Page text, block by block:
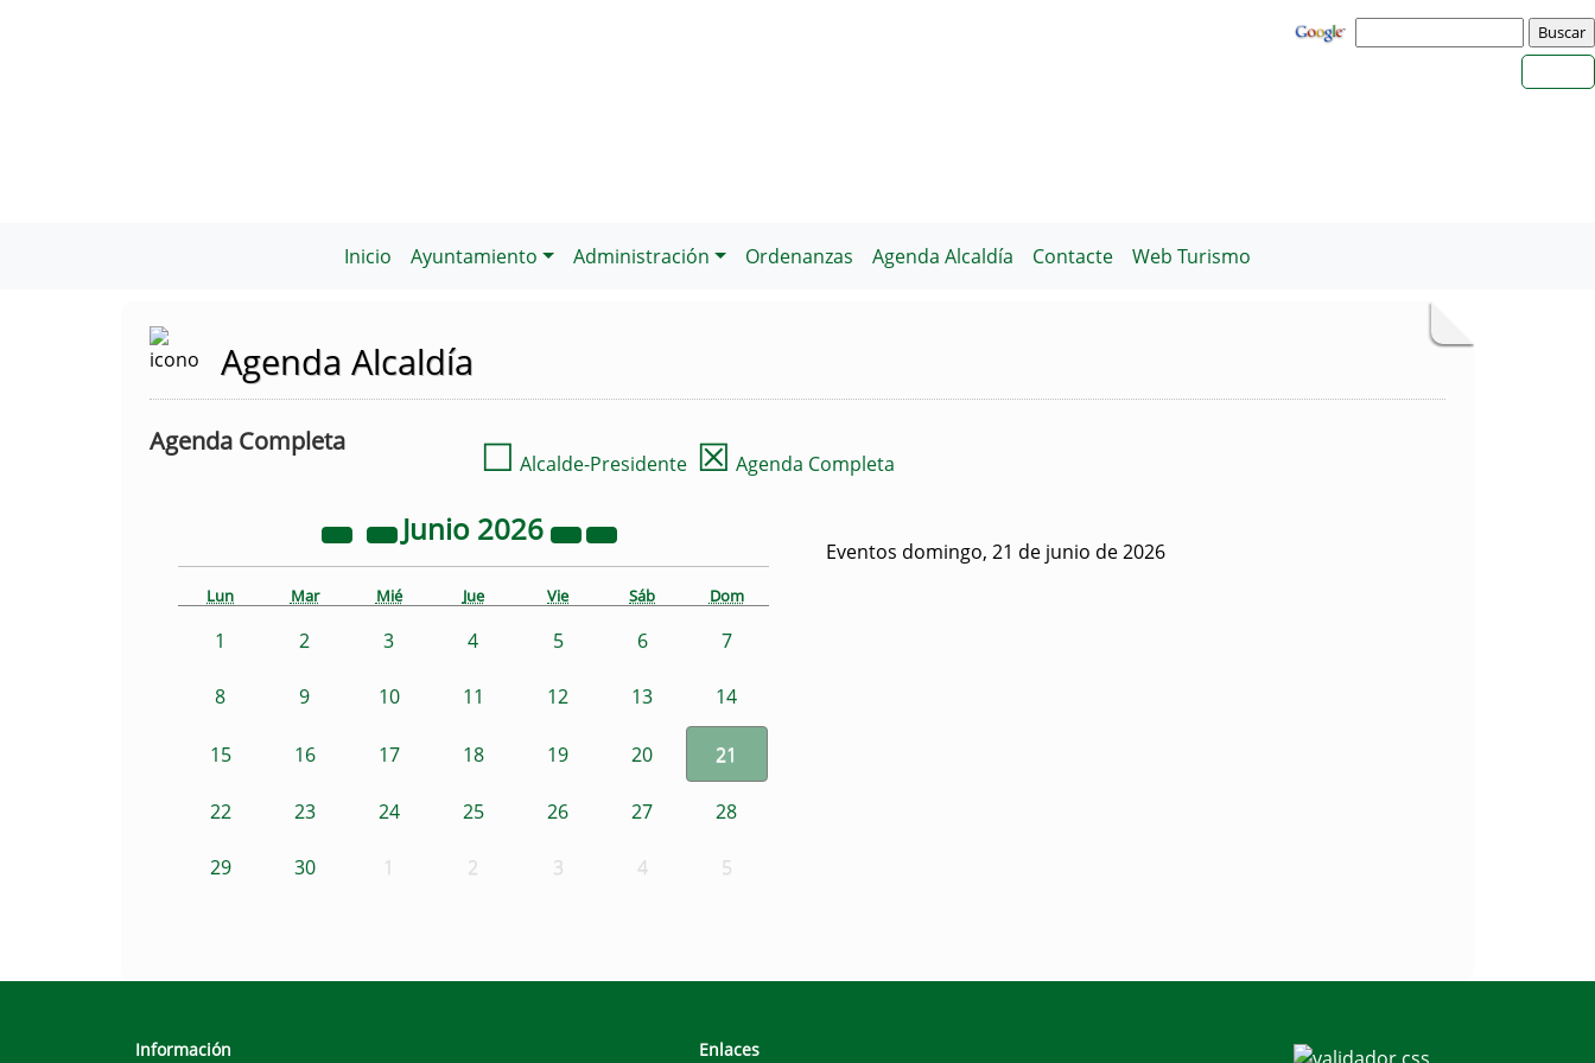
Inicio Ayuntamiento Administración Ordenanzas Agenda Alcaldía Contacte Web Turismo
Agenda Alcaldía
Agenda Completa ☐ Alcalde-Presidente ☒ Agenda Completa
Junio 2026
Lun Mar Mié Jue Vie Sáb Dom
1 2 3 4 5 6 7
8 9 10 11 12 13 14
15 16 17 18 19 20 21
22 23 24 25 26 27 28
29 30 1 2 3 4 5
Eventos domingo, 21 de junio de 2026
Información Enlaces